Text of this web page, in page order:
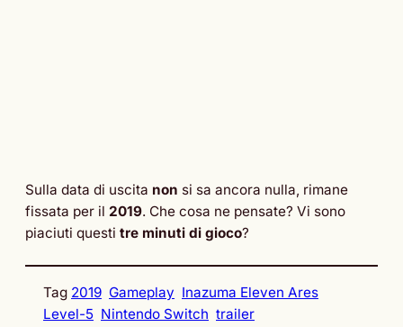
Sulla data di uscita non si sa ancora nulla, rimane
fissata per il 2019. Che cosa ne pensate? Vi sono
piaciuti questi tre minuti di gioco?
Tag 2019 Gameplay Inazuma Eleven Ares
Level-5 Nintendo Switch trailer